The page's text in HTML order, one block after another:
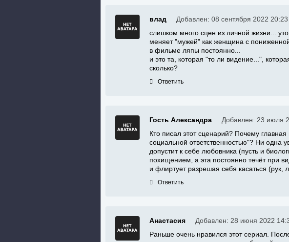
влад Добавлен: 08 сентября 2022 20:23
слишком много сцен из личной жизни...
меняет "мужей" как женщина с
в фильме ляпы постоянно...
и это та, которая "то ли видение...",
сколько?
Ответить
Гость Александра Добавлен: 23 июля
Кто писал этот сценарий? Почему
социальной ответственностью"? Ни
допустит к себе любовника (пусть и
похищением, а эта постоянно течёт при
и флиртует разрешая себя касаться
Ответить
Анастасия Добавлен: 28 июня 2022
Раньше очень нравился этот сериал.